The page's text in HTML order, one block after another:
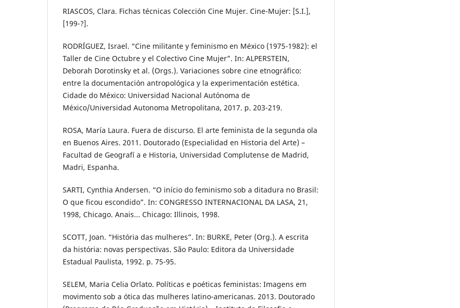
RIASCOS, Clara. Fichas técnicas Colección Cine Mujer. Cine-Mujer: [S.I.],
[199-?].
RODRÍGUEZ, Israel. “Cine militante y feminismo en México (1975-1982): el
Taller de Cine Octubre y el Colectivo Cine Mujer”. In: ALPERSTEIN,
Deborah Dorotinsky et al. (Orgs.). Variaciones sobre cine etnográfico:
entre la documentación antropológica y la experimentación estética.
Cidade do México: Universidad Nacional Autónoma de
México/Universidad Autonoma Metropolitana, 2017. p. 203-219.
ROSA, María Laura. Fuera de discurso. El arte feminista de la segunda ola
en Buenos Aires. 2011. Doutorado (Especialidad en Historia del Arte) –
Facultad de Geografí a e Historia, Universidad Complutense de Madrid,
Madri, Espanha.
SARTI, Cynthia Andersen. “O início do feminismo sob a ditadura no Brasil:
O que ficou escondido”. In: CONGRESSO INTERNACIONAL DA LASA, 21,
1998, Chicago. Anais... Chicago: Illinois, 1998.
SCOTT, Joan. “História das mulheres”. In: BURKE, Peter (Org.). A escrita
da história: novas perspectivas. São Paulo: Editora da Universidade
Estadual Paulista, 1992. p. 75-95.
SELEM, Maria Celia Orlato. Políticas e poéticas feministas: Imagens em
movimento sob a ótica das mulheres latino-americanas. 2013. Doutorado